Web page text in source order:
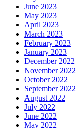
June 2023
May 2023
April 2023
March 2023
February 2023
January 2023
December 2022
November 2022
October 2022
September 2022
August 2022
July 2022
June 2022
May 2022